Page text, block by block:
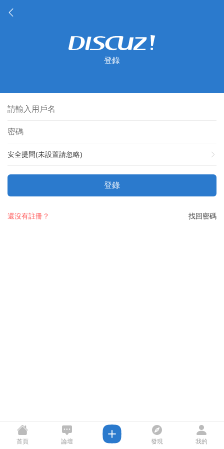
登錄
安全提問(未設置請忽略)
登錄
找回密碼
還沒有註冊？
首頁 論壇 發現 我的